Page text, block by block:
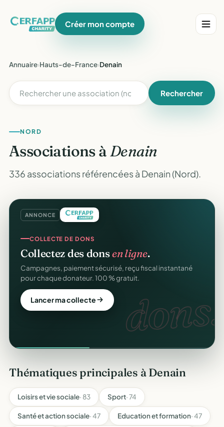
Créer mon compte
Annuaire›Hauts-de-France›Denain
Rechercher
NORD
Associations àDenain
336 associations référencées à Denain (Nord).
ANNONCE
dons.
COLLECTE DE DONS
Collectez des donsen ligne.
Campagnes, paiement sécurisé, reçu fiscal instantané
pour chaque donateur. 100 % gratuit.
Lancer ma collecte
Thématiques principales à Denain
Loisirs et vie sociale· 83 Sport· 74
Santé et action sociale· 47 Education et formation· 47